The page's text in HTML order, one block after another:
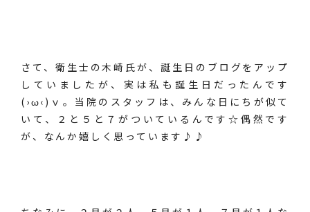
さて、衛生士の木崎氏が、誕生日のブログをアップ
していましたが、実は私も誕生日だったんです
(›ω‹)ｖ。当院のスタッフは、みんな日にちが似て
いて、２と５と７がついているんです☆偶然です
が、なんか嬉しく思っています♪♪